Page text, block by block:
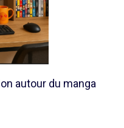
autour du manga